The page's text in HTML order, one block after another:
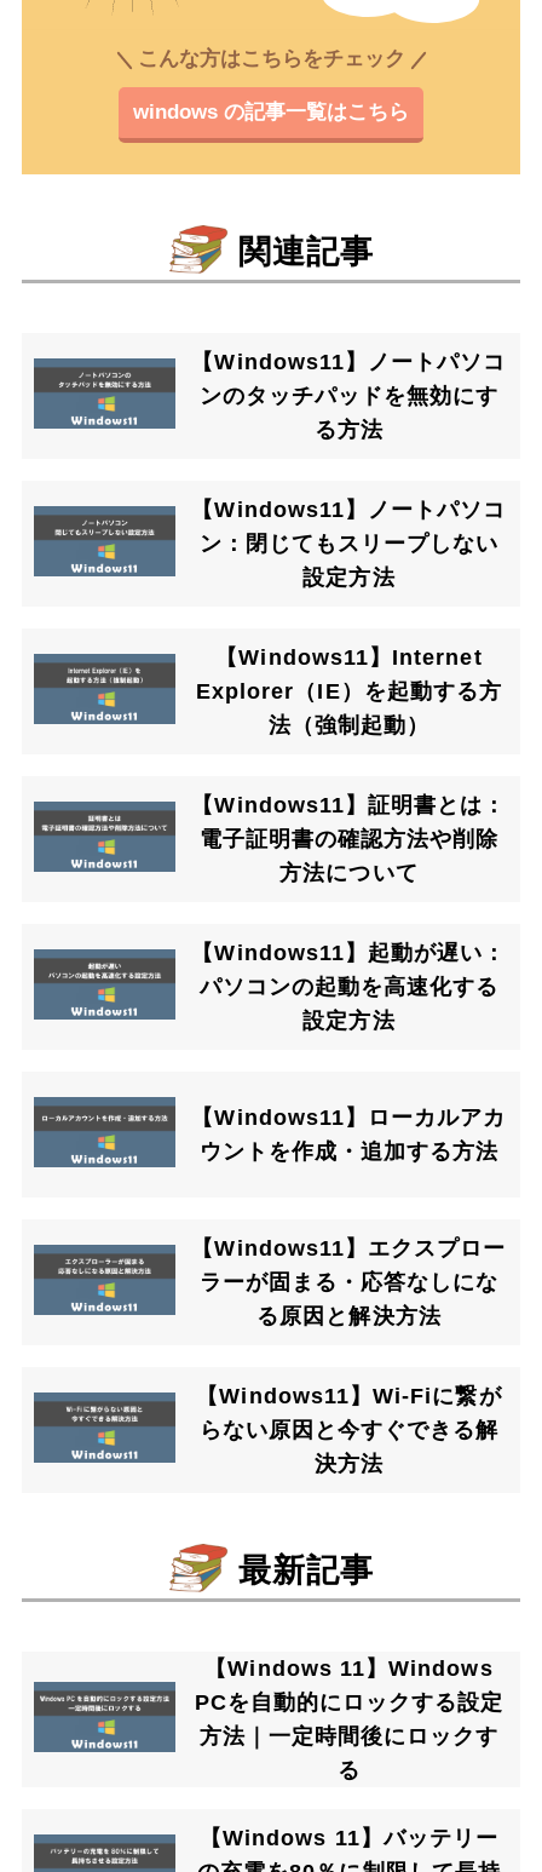
こんな方はこちらをチェック
windows の記事一覧はこちら
関連記事
【Windows11】ノートパソコ
ンのタッチパッドを無効にす
る方法
【Windows11】ノートパソコ
ン：閉じてもスリープしない
設定方法
【Windows11】Internet
Explorer（IE）を起動する方
法（強制起動）
【Windows11】証明書とは：
電子証明書の確認方法や削除
方法について
【Windows11】起動が遅い：
パソコンの起動を高速化する
設定方法
【Windows11】ローカルアカ
ウントを作成・追加する方法
【Windows11】エクスプロー
ラーが固まる・応答なしにな
る原因と解決方法
【Windows11】Wi-Fiに繋が
らない原因と今すぐできる解
決方法
最新記事
【Windows 11】Windows
PCを自動的にロックする設定
方法｜一定時間後にロックす
る
【Windows 11】バッテリー